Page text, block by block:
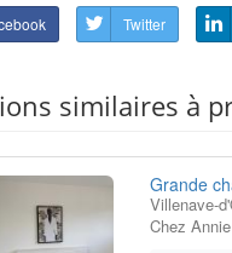
Twitter
similaires à
Grande
Villenave-
Chez Annie